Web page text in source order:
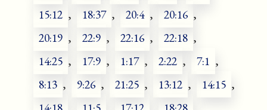
15:12 , 18:37 , 20:4 , 20:16 ,
20:19 , 22:9 , 22:16 , 22:18 ,
14:25 , 17:9 , 1:17 , 2:22 , 7:1 ,
8:13 , 9:26 , 21:25 , 13:12 , 14:15 ,